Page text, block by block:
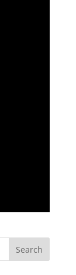
Search